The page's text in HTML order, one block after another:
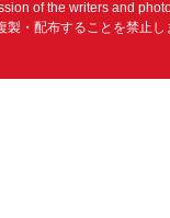
of the writers and
・配布することを禁止